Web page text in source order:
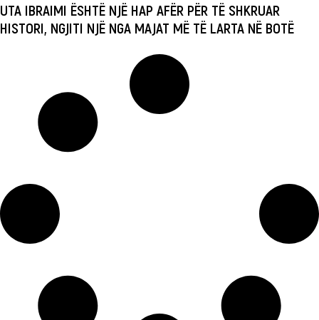
UTA IBRAIMI ËSHTË NJË HAP AFËR PËR TË SHKRUAR
HISTORI, NGJITI NJË NGA MAJAT MË TË LARTA NË BOTË